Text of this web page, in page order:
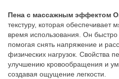
Пена с массажным эффектом
текстуру, которая обеспечивает
время использования. Он
помогая снять напряжение и
физических нагрузок. Свойства
улучшению кровообращения и
создавая ощущение легкости.